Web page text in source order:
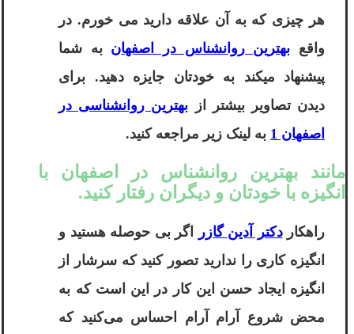
هر چیزی که به آن علاقه دارید می خورم. در
واقع بهترین روانشناس در اصفهان به شما
پیشنهاد میکند به خودتان جایزه دهید. برای
دیدن تصاویر بیشتر از بهترین روانشناسی در
اصفهان 1
به لینک زیر مراجعه کنید.
مانند بهترین روانشناس در اصفهان با
انگیزه با خودتان و دیگران رفتار کنید.
راهکاردکتر آدین گازر
اگر بی حوصله هستید و
انگیزه کاری را ندارید تصور کنید که سرشار از
انگیزه ایجاد حسن این کار در این است که به
محض شروع آرام ‌آرام احساس می‌کنید که